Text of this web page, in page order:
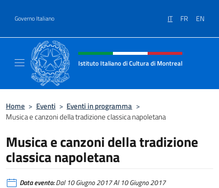
Governo Italiano IT FR EN
Intestazione sito, social e menù
Istituto Italiano di Cultura di Montreal
Home > Eventi > Eventi in programma >
Musica e canzoni della tradizione classica napoletana
Musica e canzoni della tradizione
classica napoletana
Data evento:Dal 10 Giugno 2017 Al 10 Giugno 2017